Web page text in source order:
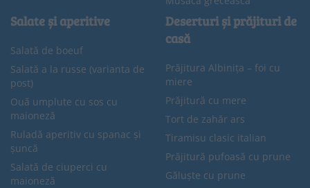
Salate și aperitive
Salată de boeuf
Salată a la russe (varianta de
post)
Ouă umplute cu sos cu
maioneză
Ruladă aperitiv cu spanac și
șuncă
Salată de ciuperci cu
maioneză
Deserturi și prăjituri de
casă
Prăjitura Albinița – foi cu
miere
Prăjitură cu mere
Tort de zahăr ars
Tiramisu clasic italian
Prăjitură pufoasă cu prune
Găluște cu prune